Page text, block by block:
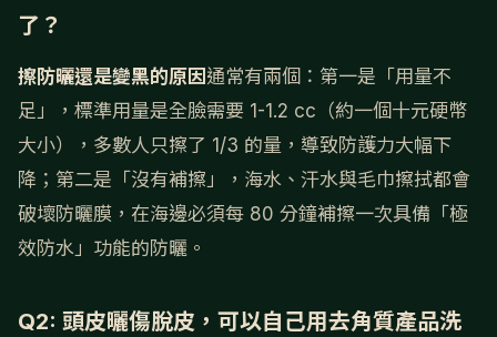
了？
擦防曬還是變黑的原因 通常有兩個：第一是「用量不
足」，標準用量是全臉需要 1-1.2 cc（約一個十元硬幣
大小），多數人只擦了 1/3 的量，導致防護力大幅下
降；第二是「沒有補擦」，海水、汗水與毛巾擦拭都會
破壞防曬膜，在海邊必須每 80 分鐘補擦一次具備「極
效防水」功能的防曬。
Q2: 頭皮曬傷脫皮，可以自己用去角質產品洗